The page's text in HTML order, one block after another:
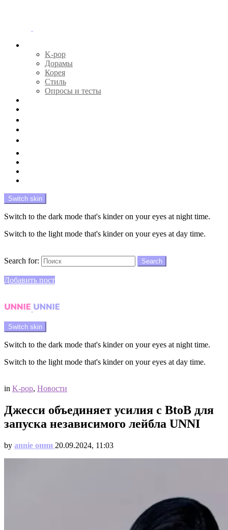
K-pop
Дорамы
Корея
Стиль
Опросы и тесты
Switch skin
Switch to the dark mode that's kinder on your eyes at night time.
Switch to the light mode that's kinder on your eyes at day time.
Search for:
Search
Добавить пост
Switch skin
Switch to the dark mode that's kinder on your eyes at night time.
Switch to the light mode that's kinder on your eyes at day time.
in K-pop, Новости
Джесси объединяет усилия с BtoB для
запуска независимого лейбла UNNI
by annie онни 20.09.2024, 11:03